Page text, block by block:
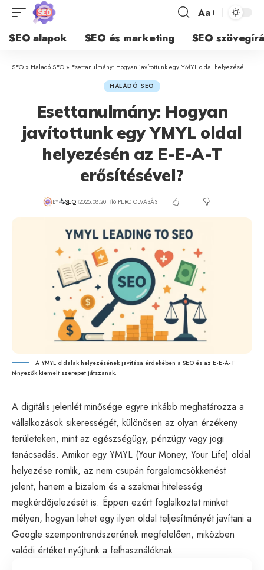
Aa
SEO alapok SEO és marketing SEO
SEO » Haladó SEO » Esettanulmány: Hogyan javítottunk egy YMYL oldal helyezésén az E-E-A-T erősítésével?
HALADÓ SEO
Esettanulmány: Hogyan
javítottunk egy YMYL oldal
helyezésén az E-E-A-T
erősítésével?
BY SEO 2025.08.20. 16 PERC OLVASÁS
A YMYL oldalak helyezésének javítása érdekében a SEO és az E-E-A-T
tényezők kiemelt szerepet játszanak.
A digitális jelenlét minősége egyre inkább meghatározza a
vállalkozások sikerességét, különösen az olyan érzékeny
területeken, mint az egészségügy, pénzügy vagy jogi
tanácsadás. Amikor egy YMYL (Your Money, Your Life) oldal
helyezése romlik, az nem csupán forgalomcsökkenést
jelent, hanem a bizalom és a szakmai hitelesség
megkérdőjelezését is. Éppen ezért foglalkoztat minket
mélyen, hogyan lehet egy ilyen oldal teljesítményét javítani a
Google szempontrendszerének megfelelően, miközben
valódi értéket nyújtunk a felhasználóknak.